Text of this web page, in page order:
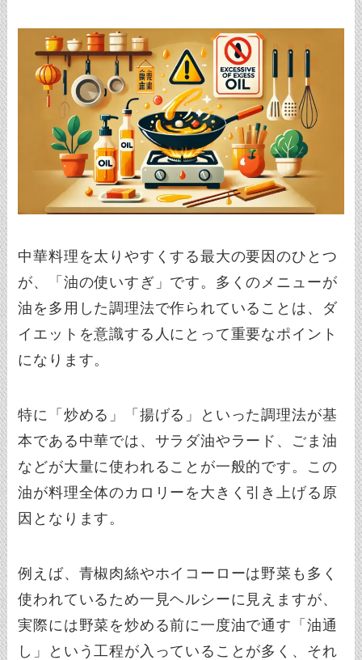
中華料理を太りやすくする最大の要因のひとつ
が、「油の使いすぎ」です。多くのメニューが
油を多用した調理法で作られていることは、ダ
イエットを意識する人にとって重要なポイント
になります。
特に「炒める」「揚げる」といった調理法が基
本である中華では、サラダ油やラード、ごま油
などが大量に使われることが一般的です。この
油が料理全体のカロリーを大きく引き上げる原
因となります。
例えば、青椒肉絲やホイコーローは野菜も多く
使われているため一見ヘルシーに見えますが、
実際には野菜を炒める前に一度油で通す「油通
し」という工程が入っていることが多く、それ